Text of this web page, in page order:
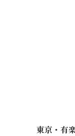
東京・有